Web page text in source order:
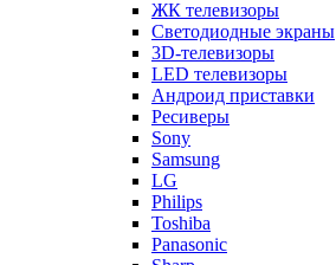
ЖК телевизоры
Светодиодные экраны
3D-телевизоры
LED телевизоры
Андроид приставки
Ресиверы
Sony
Samsung
LG
Philips
Toshiba
Panasonic